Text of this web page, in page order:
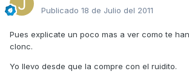
Publicado 18 de Julio del 2011
Pues explicate un poco mas a ver como te
clonc.
Yo llevo desde que la compre con el ruidito.